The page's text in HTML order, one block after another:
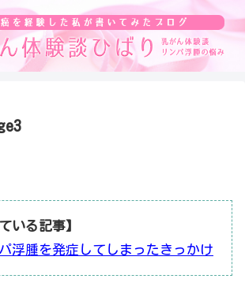
いる記事】
浮腫を発症してしまったきっかけ